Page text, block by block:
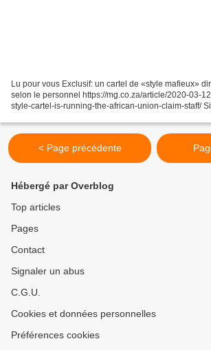
Lu pour vous Exclusif: un cartel de «style mafieux»
selon le personnel https://mg.co.za/article/2020-03-
style-cartel-is-running-the-african-union-claim-staff/
< Page précédente
Hébergé par Overblog
Top articles
Pages
Contact
Signaler un abus
C.G.U.
Cookies et données personnelles
Préférences cookies